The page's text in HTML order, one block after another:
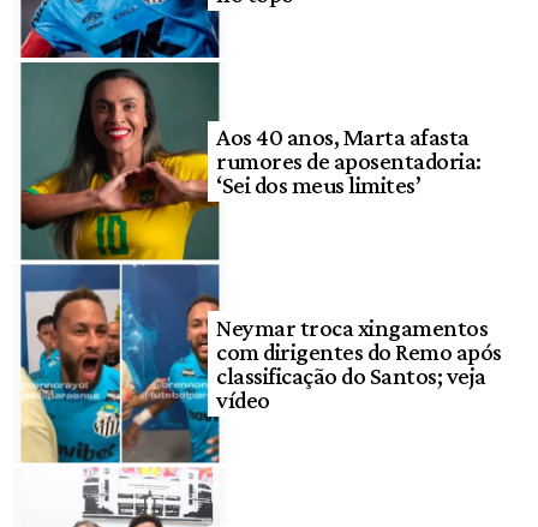
Aos 40 anos, Marta afasta
rumores de aposentadoria:
‘Sei dos meus limites’
Neymar troca xingamentos
com dirigentes do Remo após
classificação do Santos; veja
vídeo